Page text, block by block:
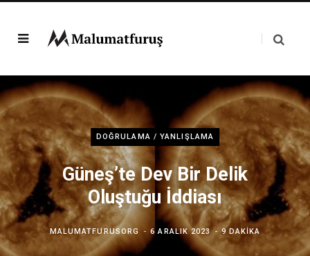
DOĞRULAMA / YANLIŞLAMA
Güneş’te Dev Bir Delik
Oluştuğu İddiası
MALUMATFURUSORG 6 ARALIK 2023 9 DAKIKA